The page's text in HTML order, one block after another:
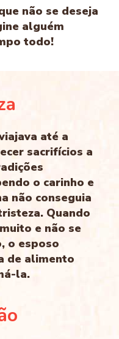
não se deseja
alguém
todo!
até a
sacrifícios a
o carinho e
não conseguia
Quando
e não se
o esposo
de alimento
la.